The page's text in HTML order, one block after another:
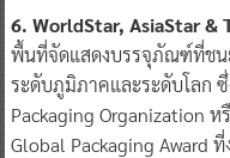
6. WorldStar, AsiaStar &
พื้นที่จัดแสดงบรรจุภัณฑ์ที่ชน
ระดับภูมิภาคและระดับโลก
Packaging Organization ห
Global Packaging Award